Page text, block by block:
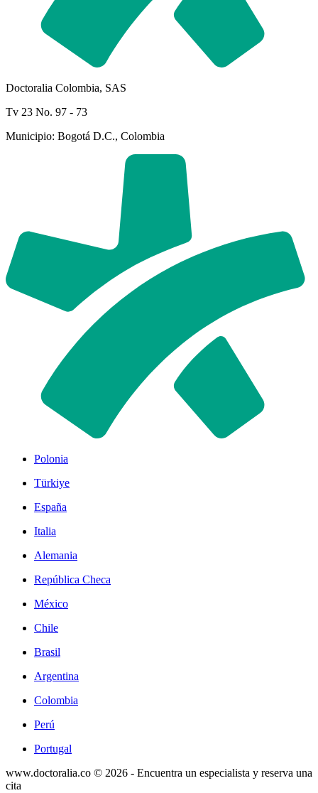
Doctoralia Colombia, SAS
Tv 23 No. 97 - 73
Municipio: Bogotá D.C., Colombia
Polonia
Türkiye
España
Italia
Alemania
República Checa
México
Chile
Brasil
Argentina
Colombia
Perú
Portugal
www.doctoralia.co © 2026 - Encuentra un especialista y reserva una
cita